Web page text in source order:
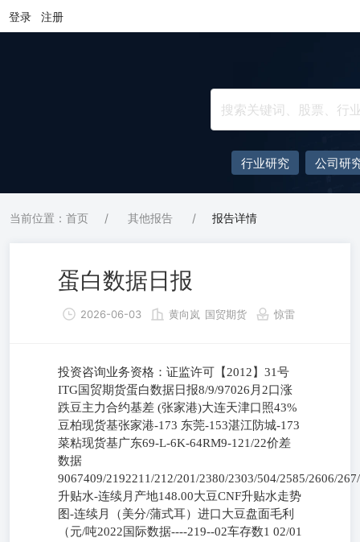
登录 注册
行业研究 公司研
当前位置：首页 / 其他报告 / 报告详情
蛋白数据日报
2026-06-03 黄向岚 国贸期货 惊雷
投资咨询业务资格：证监许可【2012】31号
ITG国贸期货蛋白数据日报8/9/97026月2口涨
跌豆主力合约基差 (张家港)大连天津口照43%
豆柏现货基张家港-173 东莞-153湛江防城-173
菜粘现货基广东69-L-6K-64RM9-121/22价差
数据
9067409/2192211/212/201/2380/2303/504/2585/2606/
升贴水-连续月产地148.00大豆CNF升贴水走势
图-连续月（美分/蒲式耳）进口大豆盘面毛利
（元/吨2022国际数据----219--02车存数1 02/01